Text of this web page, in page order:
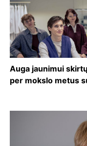
Auga jaunimui
per mokslo metus